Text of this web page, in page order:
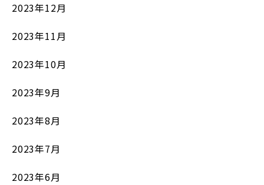
2023年12月
2023年11月
2023年10月
2023年9月
2023年8月
2023年7月
2023年6月